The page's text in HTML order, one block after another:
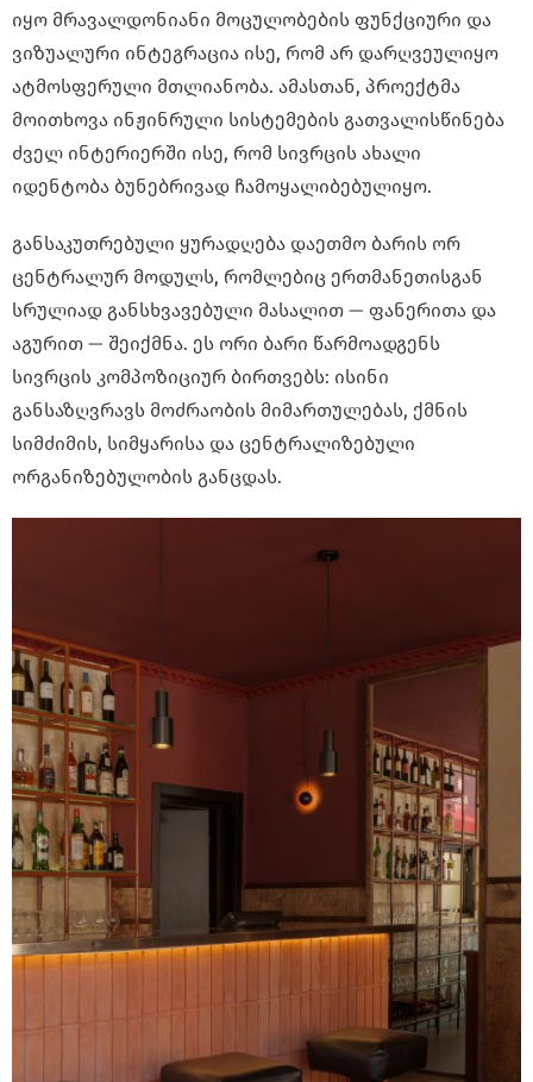
იყო მრავალდონიანი მოცულობების ფუნქციური და
ვიზუალური ინტეგრაცია ისე, რომ არ დარღვეულიყო
ატმოსფერული მთლიანობა. ამასთან, პროექტმა
მოითხოვა ინჟინრული სისტემების გათვალისწინება
ძველ ინტერიერში ისე, რომ სივრცის ახალი
იდენტობა ბუნებრივად ჩამოყალიბებულიყო.
განსაკუთრებული ყურადღება დაეთმო ბარის ორ
ცენტრალურ მოდულს, რომლებიც ერთმანეთისგან
სრულიად განსხვავებული მასალით — ფანერითა და
აგურით — შეიქმნა. ეს ორი ბარი წარმოადგენს
სივრცის კომპოზიციურ ბირთვებს: ისინი
განსაზღვრავს მოძრაობის მიმართულებას, ქმნის
სიმძიმის, სიმყარისა და ცენტრალიზებული
ორგანიზებულობის განცდას.